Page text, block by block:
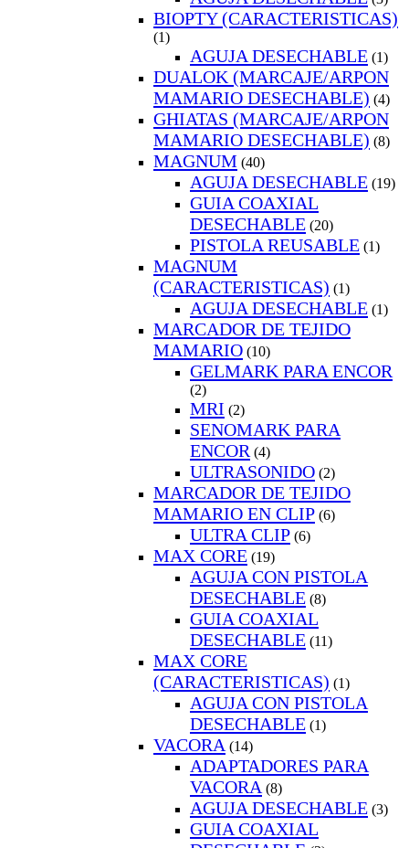
BIOPTY (CARACTERISTICAS)
(1)
AGUJA DESECHABLE (1)
DUALOK (MARCAJE/ARPON
MAMARIO DESECHABLE) (4)
GHIATAS (MARCAJE/ARPON
MAMARIO DESECHABLE) (8)
MAGNUM (40)
AGUJA DESECHABLE (19)
GUIA COAXIAL
DESECHABLE (20)
PISTOLA REUSABLE (1)
MAGNUM
(CARACTERISTICAS) (1)
AGUJA DESECHABLE (1)
MARCADOR DE TEJIDO
MAMARIO (10)
GELMARK PARA ENCOR
(2)
MRI (2)
SENOMARK PARA
ENCOR (4)
ULTRASONIDO (2)
MARCADOR DE TEJIDO
MAMARIO EN CLIP (6)
ULTRA CLIP (6)
MAX CORE (19)
AGUJA CON PISTOLA
DESECHABLE (8)
GUIA COAXIAL
DESECHABLE (11)
MAX CORE
(CARACTERISTICAS) (1)
AGUJA CON PISTOLA
DESECHABLE (1)
VACORA (14)
ADAPTADORES PARA
VACORA (8)
AGUJA DESECHABLE (3)
GUIA COAXIAL